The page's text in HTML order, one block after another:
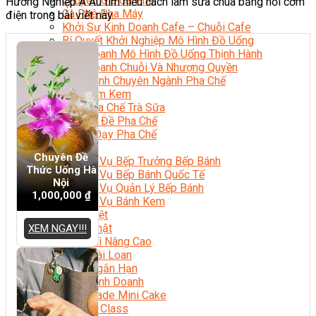
Cà Phê Pha Máy
Khởi Sự Kinh Doanh Cafe – Chuỗi Cafe
Bí Quyết Khởi Nghiệp Mô Hình Đồ Uống
Kinh Doanh Mô Hình Đồ Uống Thịnh Hành
Kinh Doanh Chuỗi Và Nhượng Quyền
Tiếng Anh Chuyên Ngành Pha Chế
Học Làm Kem
Học Pha Chế Trà Sữa
Chuyên Đề Pha Chế
Video Dạy Pha Chế
Làm Bánh
Nghiệp Vụ Bếp Trưởng Bếp Bánh
Nghiệp Vụ Bếp Bánh Quốc Tế
Nghiệp Vụ Quản Lý Bếp Bánh
Nghiệp Vụ Bánh Kem
Bánh Việt
Bánh Nhật
Bánh Mì Nâng Cao
Bánh Đài Loan
Bánh Ngắn Hạn
Bánh Kinh Doanh
Handmade Mini Cake
Master Class
điện trong bài viết này.
Chuyên Đề
Thức Uống Hà
Nội
1,000,000 ₫
XEM NGAY!!!